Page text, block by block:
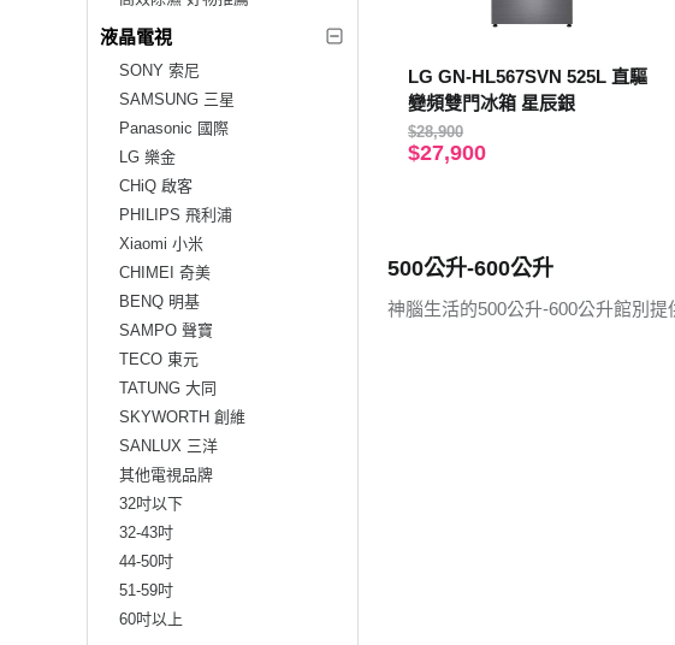
液晶電視
SONY 索尼
SAMSUNG 三星
Panasonic 國際
LG 樂金
CHiQ 啟客
PHILIPS 飛利浦
Xiaomi 小米
CHIMEI 奇美
BENQ 明基
SAMPO 聲寶
TECO 東元
TATUNG 大同
SKYWORTH 創維
SANLUX 三洋
其他電視品牌
32吋以下
32-43吋
44-50吋
51-59吋
60吋以上
LG GN-HL567SVN 525L 直驅
變頻雙門冰箱 星辰銀
$28,900
$27,900
500公升-600公升
神腦生活的500公升-600公升館別